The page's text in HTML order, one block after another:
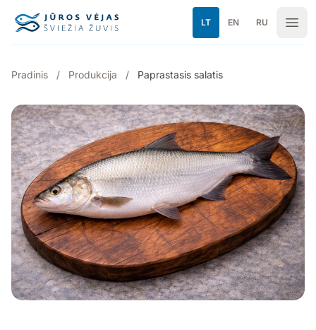
LT EN RU
Pradinis / Produkcija / Paprastasis salatis